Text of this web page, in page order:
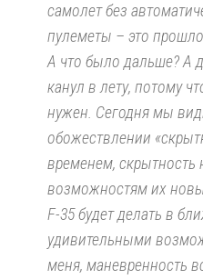
самолет без
пулеметы – это
А что было дальше? А
канул в лету, потому
нужен. Сегодня мы
обожествлении
временем, скрытность
возможностям их
F-35 будет делать в
удивительными
меня, маневренность